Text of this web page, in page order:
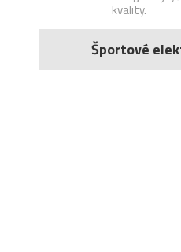
kvality.
Športové